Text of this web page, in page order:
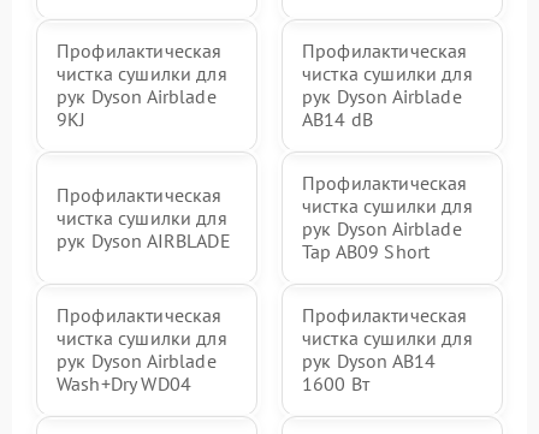
Профилактическая
чистка сушилки для
рук Dyson Airblade
9KJ
Профилактическая
чистка сушилки для
рук Dyson Airblade
AB14 dB
Профилактическая
чистка сушилки для
рук Dyson AIRBLADE
Профилактическая
чистка сушилки для
рук Dyson Airblade
Tap AB09 Short
Профилактическая
чистка сушилки для
рук Dyson Airblade
Wash+Dry WD04
Профилактическая
чистка сушилки для
рук Dyson AB14
1600 Вт